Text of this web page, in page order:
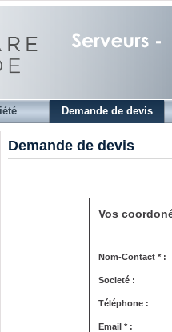
Demande de devis
Demande de devis
Vos
Nom-Contact * :
Societé :
Téléphone :
Email * :